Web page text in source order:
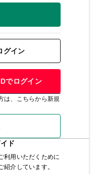
グイン
でログイン
は、こちらから新規
ド
利用いただくために
介しています。